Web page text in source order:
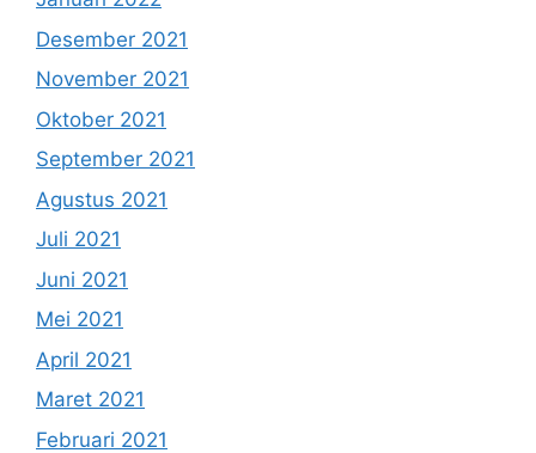
Desember 2021
November 2021
Oktober 2021
September 2021
Agustus 2021
Juli 2021
Juni 2021
Mei 2021
April 2021
Maret 2021
Februari 2021